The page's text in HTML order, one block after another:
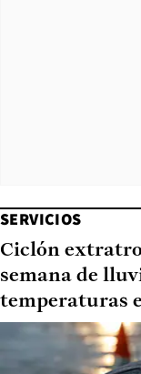
SERVICIOS
Ciclón
semana de
temperaturas